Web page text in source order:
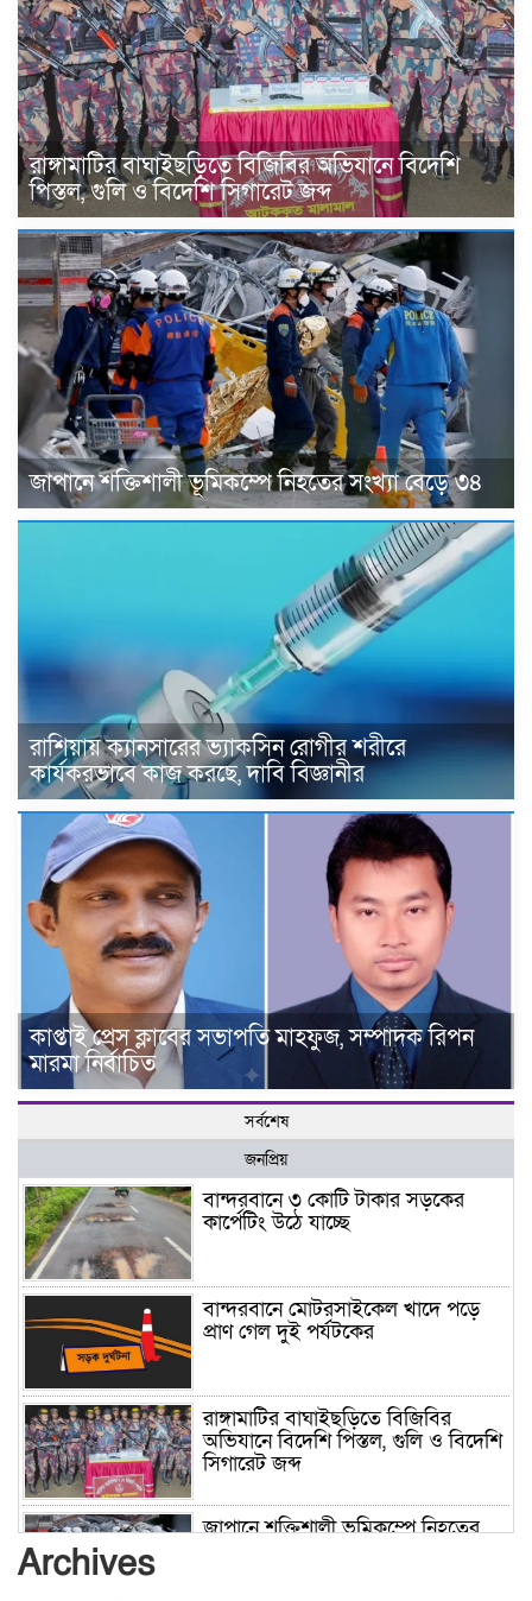
রাঙ্গামাটির বাঘাইছড়িতে বিজিবির অভিযানে বিদেশি
পিস্তল, গুলি ও বিদেশি সিগারেট জব্দ
জাপানে শক্তিশালী ভূমিকম্পে নিহতের সংখ্যা বেড়ে ৩৪
রাশিয়ায় ক্যানসারের ভ্যাকসিন রোগীর শরীরে
কার্যকরভাবে কাজ করছে, দাবি বিজ্ঞানীর
কাপ্তাই প্রেস ক্লাবের সভাপতি মাহফুজ, সম্পাদক রিপন
মারমা নির্বাচিত
সর্বশেষ
জনপ্রিয়
বান্দরবানে ৩ কোটি টাকার সড়কের
কার্পেটিং উঠে যাচ্ছে
বান্দরবানে মোটরসাইকেল খাদে পড়ে
প্রাণ গেল দুই পর্যটকের
রাঙ্গামাটির বাঘাইছড়িতে বিজিবির
অভিযানে বিদেশি পিস্তল, গুলি ও বিদেশি
সিগারেট জব্দ
জাপানে শক্তিশালী ভূমিকম্পে নিহতের
Archives